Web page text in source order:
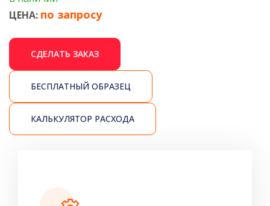
ЦЕНА: по запросу
СДЕЛАТЬ ЗАКАЗ
БЕСПЛАТНЫЙ ОБРАЗЕЦ
КАЛЬКУЛЯТОР РАСХОДА